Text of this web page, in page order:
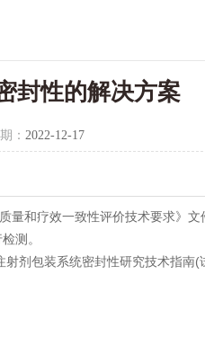
封性的解决方案
： 2022-12-17
量和疗效一致性评价技术要求》文
测。
射剂包装系统密封性研究技术指南(